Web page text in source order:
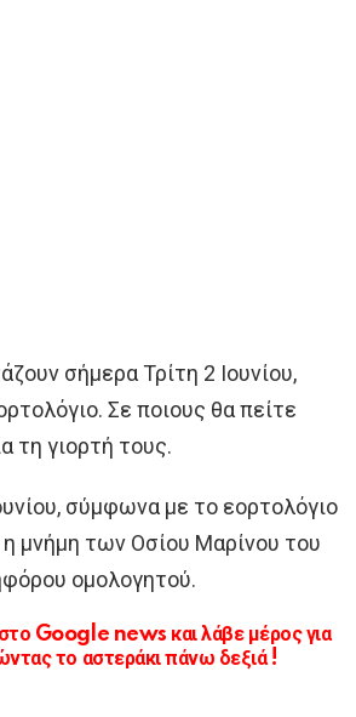
σήμερα Τρίτη 2 Ιουνίου,
Σε ποιους θα πείτε
τη γιορτή τους.
σύμφωνα με το εορτολόγιο
η μνήμη των Οσίου Μαρίνου του
ομολογητού.
Google news και λάβε μέρος για
το αστεράκι πάνω δεξιά !